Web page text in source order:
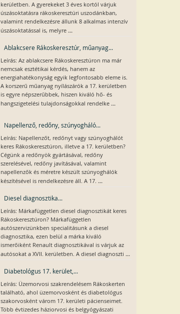
kerületben. A gyerekeket 3 éves kortól várjuk
úszásoktatásra rákoskeresztúri uszodánkban,
valamint rendelkezésre állunk 8 alkalmas intenzív
úszásoktatással is, melyre ...
Ablakcsere Rákoskeresztúr, műanyag...
Leírás: Az ablakcsere Rákoskeresztúron ma már
nemcsak esztétikai kérdés, hanem az
energiahatékonyság egyik legfontosabb eleme is.
A korszerű műanyag nyílászárók a 17. kerületben
is egyre népszerűbbek, hiszen kiváló hő- és
hangszigetelési tulajdonságokkal rendelke ...
Napellenző, redőny, szúnyogháló...
Leírás: Napellenzőt, redőnyt vagy szúnyoghálót
keres Rákoskeresztúron, illetve a 17. kerületben?
Cégünk a redőnyök gyártásával, redőny
szerelésével, redőny javításával, valamint
napellenzők és méretre készült szúnyoghálók
készítésével is rendelkezésre áll. A 17. ...
Diesel diagnosztika...
Leírás: Márkafüggetlen diesel diagnosztikát keres
Rákoskeresztúron? Márkafüggetlen
autószervizünkben specialitásunk a diesel
diagnosztika, ezen belül a márka kiváló
ismerőiként Renault diagnosztikával is várjuk az
autósokat a XVII. kerületben. A diesel diagnoszti ...
Diabetológus 17. kerület,...
Leírás: Üzemorvosi szakrendelésem Rákoskerten
található, ahol üzemorvosként és diabetológus
szakorvosként várom 17. kerületi pácienseimet.
Több évtizedes háziorvosi és belgyógyászati